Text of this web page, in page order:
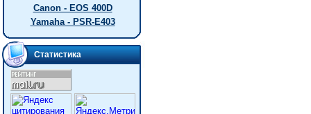
Canon - EOS 400D
Yamaha - PSR-E403
Статистика